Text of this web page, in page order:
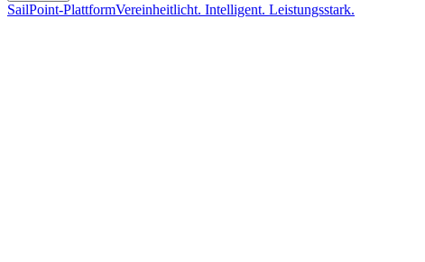
SailPoint-PlattformVereinheitlicht. Intelligent. Leistungsstark.